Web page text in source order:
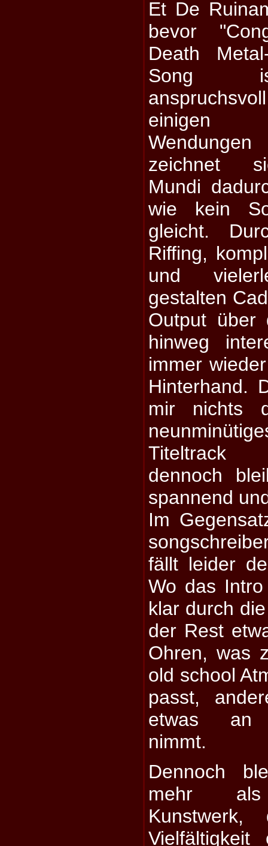
Et De
bevor
Death
Song
einigen
zeichnet
Mundi
wie kein
gleicht.
Riffing,
und
gestalten
Output über
hinweg
immer
Hinterhand.
mir nichts
Titeltrack
dennoch
spannend
Im
fällt leider
Wo das
klar durch
der Rest
Ohren, was
old school
passt,
etwas an
nimmt.
Dennoch
mehr als
Vielfältigkeit